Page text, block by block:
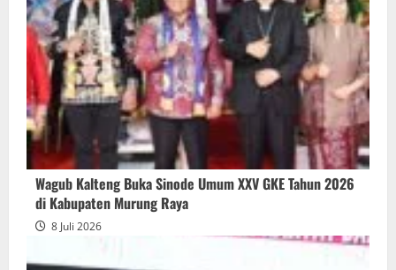
Wagub Kalteng Buka Sinode Umum XXV GKE Tahun 2026
di Kabupaten Murung Raya
8 Juli 2026